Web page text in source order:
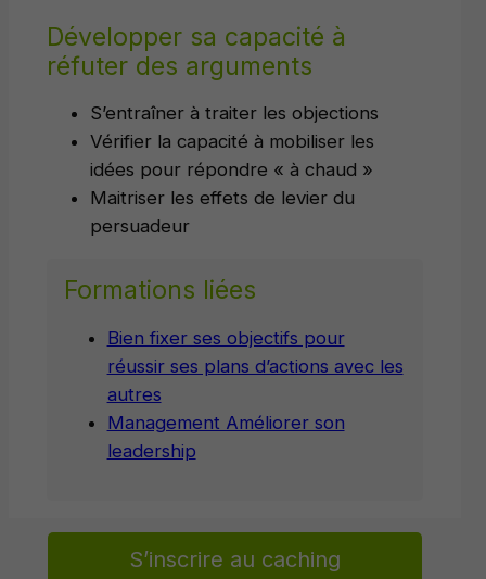
Développer sa capacité à
réfuter des arguments
S’entraîner à traiter les objections
Vérifier la capacité à mobiliser les
idées pour répondre « à chaud »
Maitriser les effets de levier du
persuadeur
Formations liées
Bien fixer ses objectifs pour
réussir ses plans d’actions avec les
autres
Management Améliorer son
leadership
S’inscrire au caching